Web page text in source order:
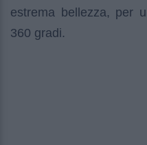
estrema bellezza, per
360 gradi.